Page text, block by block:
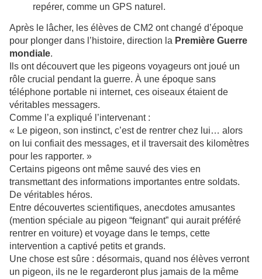
repérer, comme un GPS naturel.
Après le lâcher, les élèves de CM2 ont changé d’époque
pour plonger dans l’histoire, direction la Première Guerre
mondiale.
Ils ont découvert que les pigeons voyageurs ont joué un
rôle crucial pendant la guerre. À une époque sans
téléphone portable ni internet, ces oiseaux étaient de
véritables messagers.
Comme l’a expliqué l’intervenant :
« Le pigeon, son instinct, c’est de rentrer chez lui… alors
on lui confiait des messages, et il traversait des kilomètres
pour les rapporter. »
Certains pigeons ont même sauvé des vies en
transmettant des informations importantes entre soldats.
De véritables héros.
Entre découvertes scientifiques, anecdotes amusantes
(mention spéciale au pigeon “feignant” qui aurait préféré
rentrer en voiture) et voyage dans le temps, cette
intervention a captivé petits et grands.
Une chose est sûre : désormais, quand nos élèves verront
un pigeon, ils ne le regarderont plus jamais de la même